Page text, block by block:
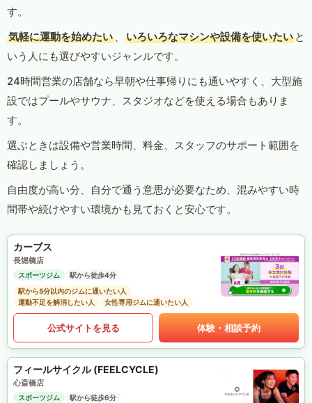
す。
気軽に運動を始めたい 、 いろいろなマシンや設備を使いたい と
いう人にも選びやすいジャンルです。
24時間営業の店舗なら早朝や仕事帰りにも通いやすく、大型施
設ではプールやサウナ、スタジオなどを使える場合もありま
す。
選ぶときは設備や営業時間、料金、スタッフのサポート範囲を
確認しましょう。
自由度が高い分、自分で通う意思が必要なため、混みやすい時
間帯や続けやすい環境かも見ておくと安心です。
カーブス
長堀橋店
スポーツジム
駅から徒歩4分
駅から5分以内のジムに通いたい人
運動不足を解消したい人
女性専用ジムに通いたい人
公式サイトを見る 体験・相談予約
フィールサイクル (FEELCYCLE)
心斎橋店
スポーツジム
駅から徒歩6分